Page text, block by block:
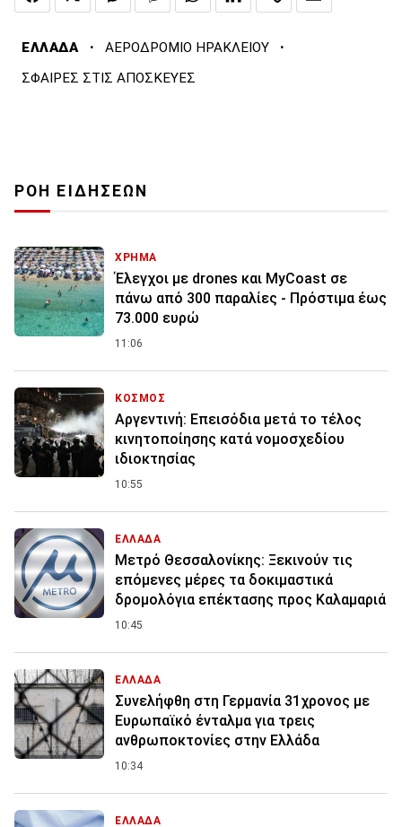
ΕΛΛΑΔΑ · ΑΕΡΟΔΡΟΜΙΟ ΗΡΑΚΛΕΙΟΥ ·
ΣΦΑΙΡΕΣ ΣΤΙΣ ΑΠΟΣΚΕΥΕΣ
ΡΟΗ ΕΙΔΗΣΕΩΝ
ΧΡΗΜΑ
Έλεγχοι με drones και MyCoast σε
πάνω από 300 παραλίες - Πρόστιμα έως
73.000 ευρώ
11:06
ΚΟΣΜΟΣ
Αργεντινή: Επεισόδια μετά το τέλος
κινητοποίησης κατά νομοσχεδίου
ιδιοκτησίας
10:55
ΕΛΛΑΔΑ
Μετρό Θεσσαλονίκης: Ξεκινούν τις
επόμενες μέρες τα δοκιμαστικά
δρομολόγια επέκτασης προς Καλαμαριά
10:45
ΕΛΛΑΔΑ
Συνελήφθη στη Γερμανία 31χρονος με
Ευρωπαϊκό ένταλμα για τρεις
ανθρωποκτονίες στην Ελλάδα
10:34
ΕΛΛΑΔΑ